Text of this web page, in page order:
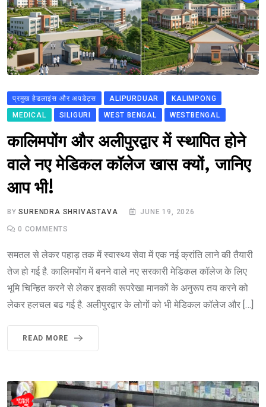
प्रमुख हेडलाइंस और अपडेट्स ALIPURDUAR
KALIMPONG
MEDICAL
SILIGURI WEST BENGAL WESTBENGAL
कालिमपोंग और अलीपुरद्वार में स्थापित होने
वाले नए मेडिकल कॉलेज खास क्यों, जानिए
आप भी!
BYSURENDRA SHRIVASTAVA JUNE 19, 2026
0 COMMENTS
समतल से लेकर पहाड़ तक में स्वास्थ्य सेवा में एक नई क्रांति लाने की तैयारी
तेज हो गई है. कालिमपोंग में बनने वाले नए सरकारी मेडिकल कॉलेज के लिए
भूमि चिन्हित करने से लेकर इसकी रूपरेखा मानकों के अनुरूप तय करने को
लेकर हलचल बढ गई है. अलीपुरद्वार के लोगों को भी मेडिकल कॉलेज और […]
READ MORE